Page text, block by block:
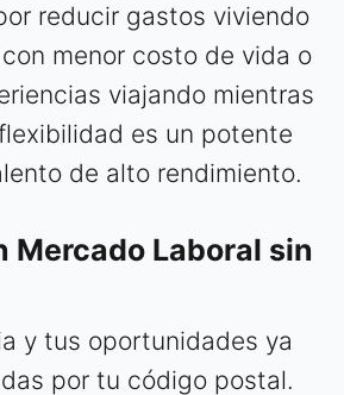
reducir gastos viviendo
menor costo de vida o
viajando mientras
es un potente
de alto rendimiento.
Mercado Laboral sin
y tus oportunidades ya
por tu código postal.